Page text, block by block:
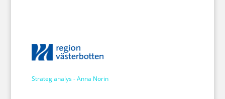
Strateg analys - Anna Norin